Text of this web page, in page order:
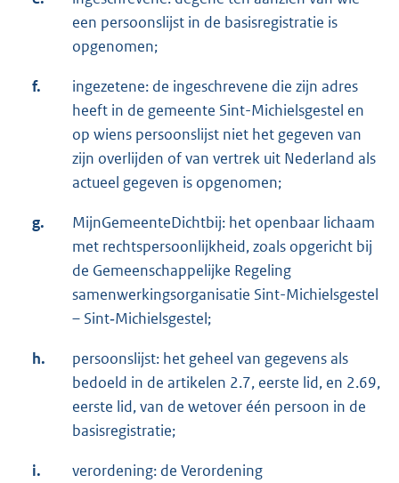
een persoonslijst in de basisregistratie is
opgenomen;
f.
ingezetene: de ingeschrevene die zijn adres
heeft in de gemeente Sint-Michielsgestel en
op wiens persoonslijst niet het gegeven van
zijn overlijden of van vertrek uit Nederland als
actueel gegeven is opgenomen;
g.
MijnGemeenteDichtbij: het openbaar lichaam
met rechtspersoonlijkheid, zoals opgericht bij
de Gemeenschappelijke Regeling
samenwerkingsorganisatie Sint-Michielsgestel
– Sint‑Michielsgestel;
h.
persoonslijst: het geheel van gegevens als
bedoeld in de artikelen 2.7, eerste lid, en 2.69,
eerste lid, van de wetover één persoon in de
basisregistratie;
i. verordening: de Verordening